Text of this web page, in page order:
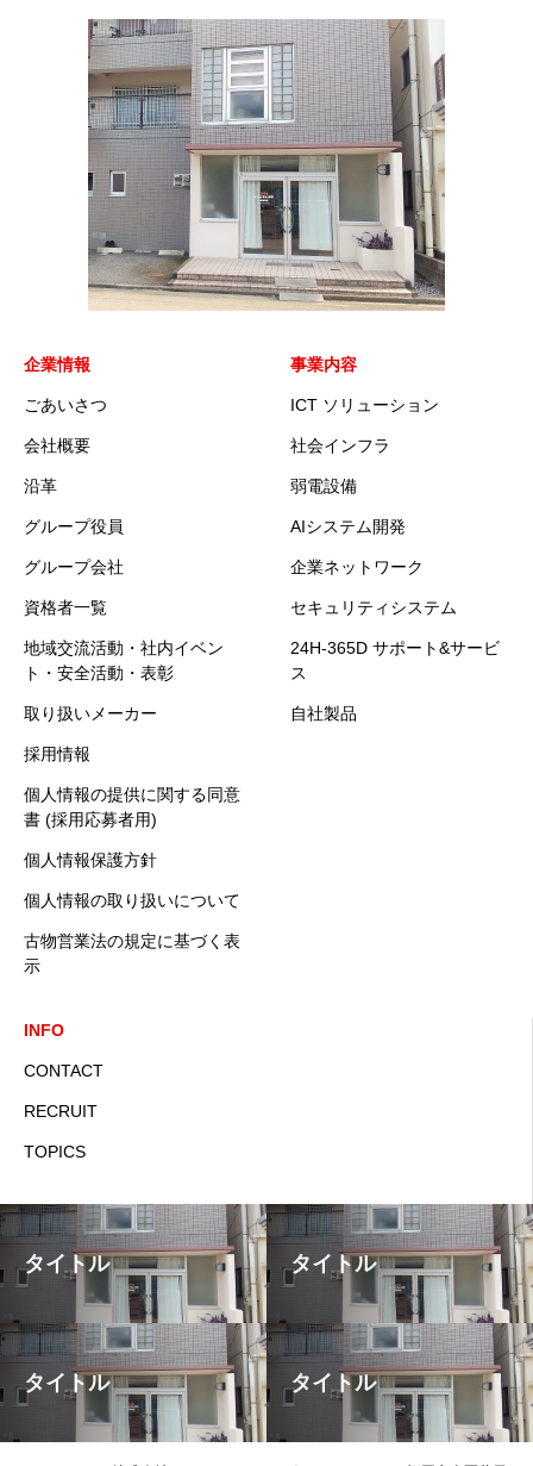
企業情報
ごあいさつ
会社概要
沿革
グループ役員
グループ会社
資格者一覧
地域交流活動・社内イベン
ト・安全活動・表彰
取り扱いメーカー
採用情報
個人情報の提供に関する同意
書 (採用応募者用)
個人情報保護方針
個人情報の取り扱いについて
古物営業法の規定に基づく表
示
事業内容
ICT ソリューション
社会インフラ
弱電設備
AIシステム開発
企業ネットワーク
セキュリティシステム
24H-365D サポート&サービ
ス
自社製品
INFO
CONTACT
RECRUIT
TOPICS
タイトル タイトル
タイトル タイトル